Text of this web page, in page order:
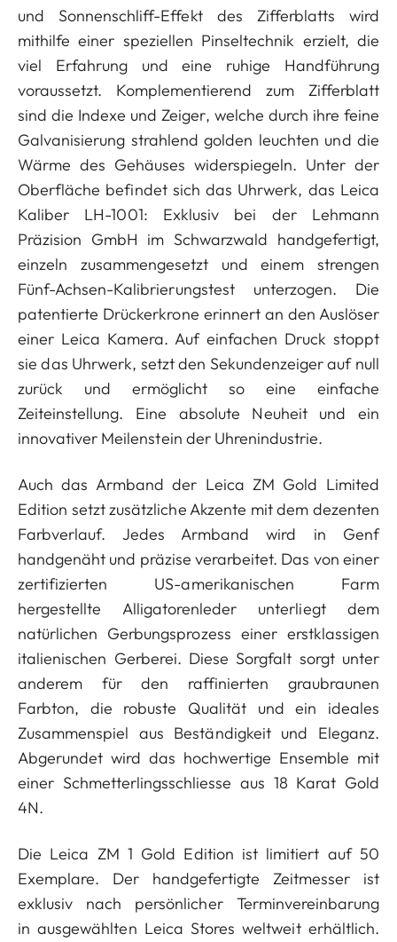
und Sonnenschliff-Effekt des Zifferblatts wird
mithilfe einer speziellen Pinseltechnik erzielt, die
viel Erfahrung und eine ruhige Handführung
voraussetzt. Komplementierend zum Zifferblatt
sind die Indexe und Zeiger, welche durch ihre feine
Galvanisierung strahlend golden leuchten und die
Wärme des Gehäuses widerspiegeln. Unter der
Oberfläche befindet sich das Uhrwerk, das Leica
Kaliber LH-1001: Exklusiv bei der Lehmann
Präzision GmbH im Schwarzwald handgefertigt,
einzeln zusammengesetzt und einem strengen
Fünf-Achsen-Kalibrierungstest unterzogen. Die
patentierte Drückerkrone erinnert an den Auslöser
einer Leica Kamera. Auf einfachen Druck stoppt
sie das Uhrwerk, setzt den Sekundenzeiger auf null
zurück und ermöglicht so eine einfache
Zeiteinstellung. Eine absolute Neuheit und ein
innovativer Meilenstein der Uhrenindustrie.
Auch das Armband der Leica ZM Gold Limited
Edition setzt zusätzliche Akzente mit dem dezenten
Farbverlauf. Jedes Armband wird in Genf
handgenäht und präzise verarbeitet. Das von einer
zertifizierten US-amerikanischen Farm
hergestellte Alligatorenleder unterliegt dem
natürlichen Gerbungsprozess einer erstklassigen
italienischen Gerberei. Diese Sorgfalt sorgt unter
anderem für den raffinierten graubraunen
Farbton, die robuste Qualität und ein ideales
Zusammenspiel aus Beständigkeit und Eleganz.
Abgerundet wird das hochwertige Ensemble mit
einer Schmetterlingsschliesse aus 18 Karat Gold
4N.
Die Leica ZM 1 Gold Edition ist limitiert auf 50
Exemplare. Der handgefertigte Zeitmesser ist
exklusiv nach persönlicher Terminvereinbarung
in ausgewählten Leica Stores weltweit erhältlich.